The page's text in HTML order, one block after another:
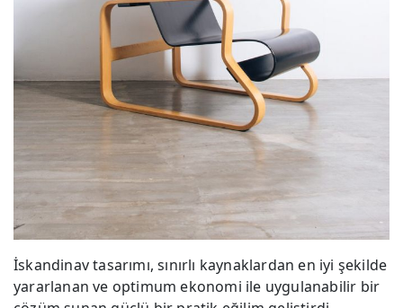
İskandinav tasarımı, sınırlı kaynaklardan en iyi şekilde
yararlanan ve optimum ekonomi ile uygulanabilir bir